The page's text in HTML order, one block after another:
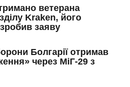
ветерана
Kraken, його
заяву
Болгарії отримав
через МіГ-29 з